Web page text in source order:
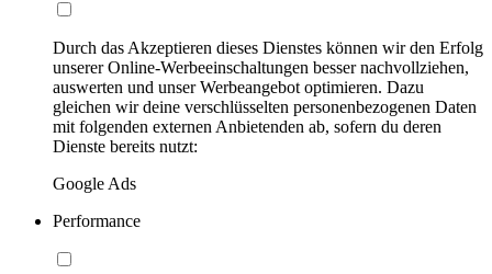
Durch das Akzeptieren dieses Dienstes können wir den Erfolg
unserer Online-Werbeeinschaltungen besser nachvollziehen,
auswerten und unser Werbeangebot optimieren. Dazu
gleichen wir deine verschlüsselten personenbezogenen Daten
mit folgenden externen Anbietenden ab, sofern du deren
Dienste bereits nutzt:
Google Ads
Performance